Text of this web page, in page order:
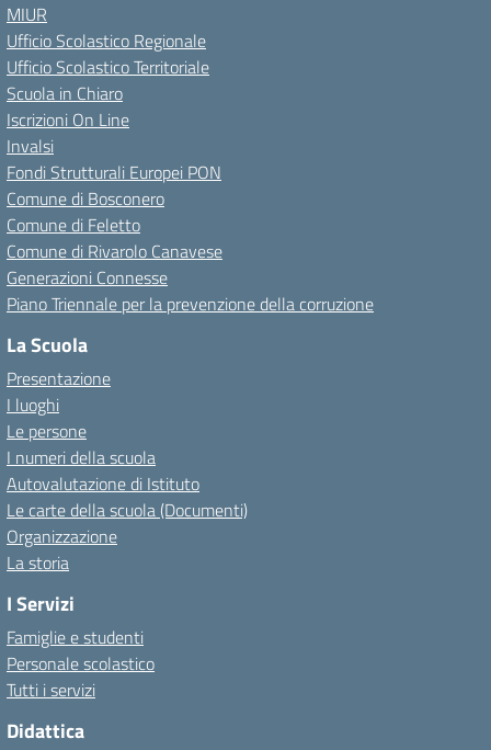
MIUR
Ufficio Scolastico Regionale
Ufficio Scolastico Territoriale
Scuola in Chiaro
Iscrizioni On Line
Invalsi
Fondi Strutturali Europei PON
Comune di Bosconero
Comune di Feletto
Comune di Rivarolo Canavese
Generazioni Connesse
Piano Triennale per la prevenzione della corruzione
La Scuola
Presentazione
I luoghi
Le persone
I numeri della scuola
Autovalutazione di Istituto
Le carte della scuola (Documenti)
Organizzazione
La storia
I Servizi
Famiglie e studenti
Personale scolastico
Tutti i servizi
Didattica